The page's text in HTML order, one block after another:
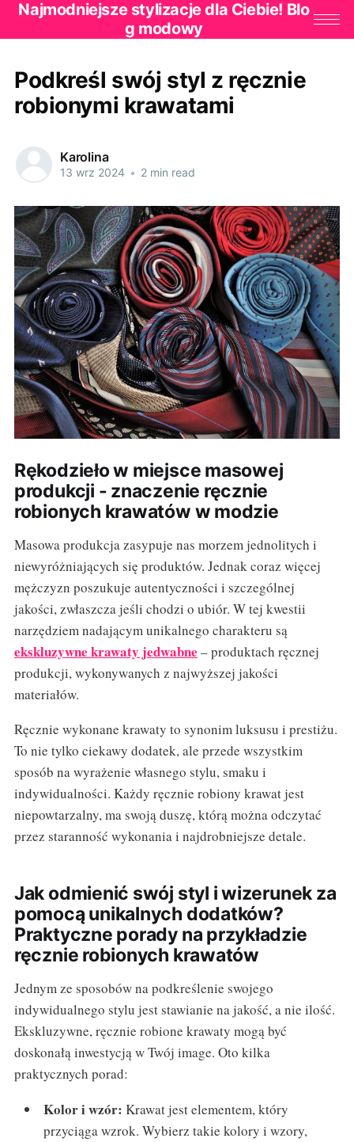
Najmodniejsze stylizacje dla Ciebie! Blo
g modowy
Podkreśl swój styl z ręcznie
robionymi krawatami
Karolina
13 wrz 2024 • 2 min read
Rękodzieło w miejsce masowej
produkcji - znaczenie ręcznie
robionych krawatów w modzie
Masowa produkcja zasypuje nas morzem jednolitych i
niewyróżniających się produktów. Jednak coraz więcej
mężczyzn poszukuje autentyczności i szczególnej
jakości, zwłaszcza jeśli chodzi o ubiór. W tej kwestii
narzędziem nadającym unikalnego charakteru są
ekskluzywne krawaty jedwabne – produktach ręcznej
produkcji, wykonywanych z najwyższej jakości
materiałów.
Ręcznie wykonane krawaty to synonim luksusu i prestiżu.
To nie tylko ciekawy dodatek, ale przede wszystkim
sposób na wyrażenie własnego stylu, smaku i
indywidualności. Każdy ręcznie robiony krawat jest
niepowtarzalny, ma swoją duszę, którą można odczytać
przez staranność wykonania i najdrobniejsze detale.
Jak odmienić swój styl i wizerunek za
pomocą unikalnych dodatków?
Praktyczne porady na przykładzie
ręcznie robionych krawatów
Jednym ze sposobów na podkreślenie swojego
indywidualnego stylu jest stawianie na jakość, a nie ilość.
Ekskluzywne, ręcznie robione krawaty mogą być
doskonałą inwestycją w Twój image. Oto kilka
praktycznych porad:
Kolor i wzór: Krawat jest elementem, który
przyciąga wzrok. Wybierz takie kolory i wzory,